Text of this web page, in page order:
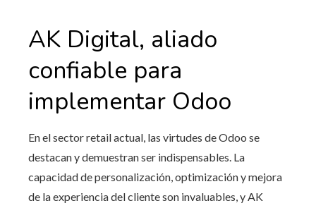
AK Digital, aliado
confiable para
implementar Odoo
En el sector retail actual, las virtudes de Odoo se
destacan y demuestran ser indispensables. La
capacidad de personalización, optimización y mejora
de la experiencia del cliente son invaluables, y AK